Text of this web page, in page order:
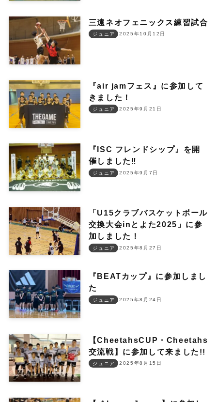
三遠ネオフェニックス練習試合
2025年10月12日
ジュニア
『air jamフェス』に参加して
きました！
2025年9月21日
ジュニア
『ISC フレンドシップ』を開
催しました‼︎
2025年9月7日
ジュニア
「U15クラブバスケットボール
交換大会inとよた2025」に参
加しました！
2025年8月27日
ジュニア
『BEATカップ』に参加しまし
た
2025年8月24日
ジュニア
【CheetahsCUP・Cheetahs
交流戦】に参加して来ました!!
2025年8月15日
ジュニア